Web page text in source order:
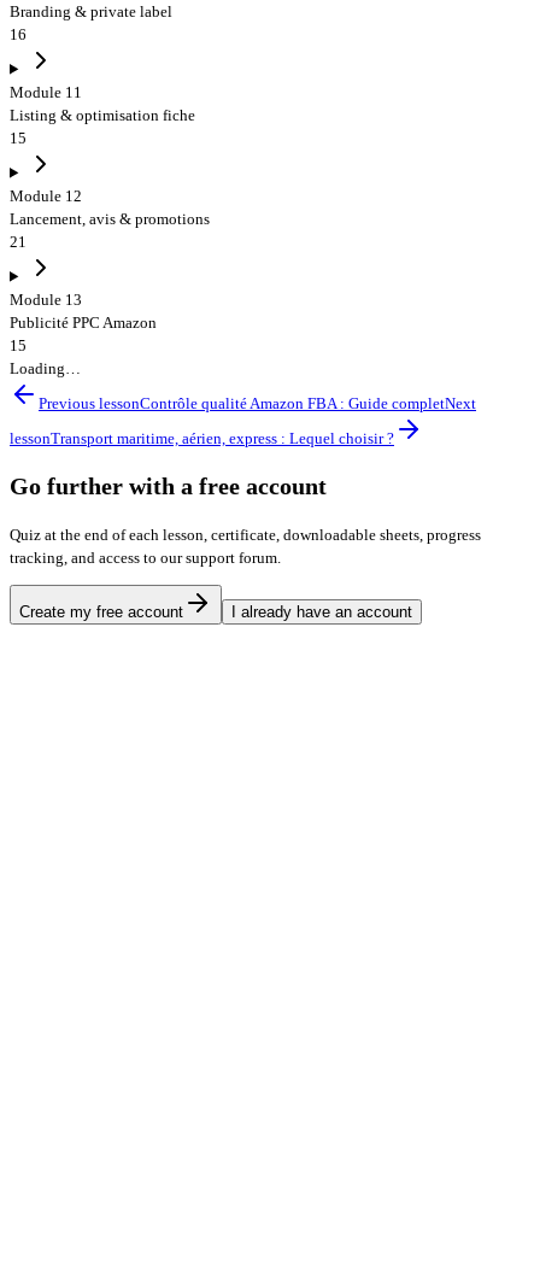
Branding & private label
16
Module 11
Listing & optimisation fiche
15
Module 12
Lancement, avis & promotions
21
Module 13
Publicité PPC Amazon
15
Loading…
Previous lessonContrôle qualité Amazon FBA : Guide completNext
lessonTransport maritime, aérien, express : Lequel choisir ?
Go further with a free account
Quiz at the end of each lesson, certificate, downloadable sheets, progress
tracking, and access to our support forum.
Create my free account I already have an account